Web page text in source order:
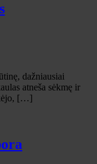
dažniausiai
atneša sėkmę ir
[…]